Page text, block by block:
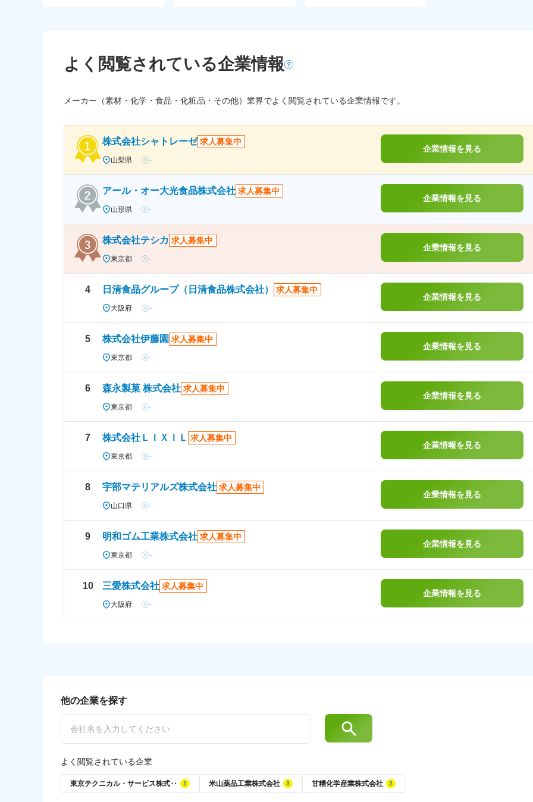
よく閲覧されている企業情報
メーカー（素材・化学・食品・化粧品・その他）業界でよく閲覧されている企業情報です。
株式会社シャトレーゼ 求人募集中
山梨県 -
企業情報を見る
アール・オー大光食品株式会社 求人募集中
山形県 -
企業情報を見る
株式会社テシカ 求人募集中
東京都 -
企業情報を見る
4 日清食品グループ（日清食品株式会社） 求人募集中
大阪府 -
企業情報を見る
5 株式会社伊藤園 求人募集中
東京都 -
企業情報を見る
6 森永製菓 株式会社 求人募集中
東京都 -
企業情報を見る
7 株式会社ＬＩＸＩＬ 求人募集中
東京都 -
企業情報を見る
8 宇部マテリアルズ株式会社 求人募集中
山口県 -
企業情報を見る
9 明和ゴム工業株式会社 求人募集中
東京都 -
企業情報を見る
10 三愛株式会社 求人募集中
大阪府 -
企業情報を見る
他の企業を探す
よく閲覧されている企業
東京テクニカル・サービス株式‥ 米山薬品工業株式会社 甘糟化学産業株式会社